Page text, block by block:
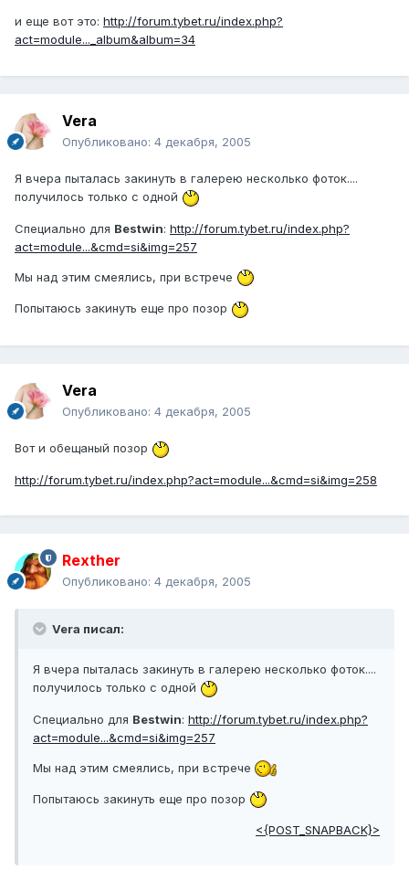
и еще вот это: http://forum.tybet.ru/index.php?
act=module..._album&album=34
Vera
Опубликовано: 4 декабря, 2005
Я вчера пыталась закинуть в галерею несколько фоток....
получилось только с одной
Специально для Bestwin: http://forum.tybet.ru/index.php?
act=module...&cmd=si&img=257
Мы над этим смеялись, при встрече
Попытаюсь закинуть еще про позор
Vera
Опубликовано: 4 декабря, 2005
Вот и обещаный позор
http://forum.tybet.ru/index.php?act=module...&cmd=si&img=258
Rexther
Опубликовано: 4 декабря, 2005
Vera писал:
Я вчера пыталась закинуть в галерею несколько фоток....
получилось только с одной
Специально для Bestwin: http://forum.tybet.ru/index.php?
act=module...&cmd=si&img=257
Мы над этим смеялись, при встрече
Попытаюсь закинуть еще про позор
<{POST_SNAPBACK}>